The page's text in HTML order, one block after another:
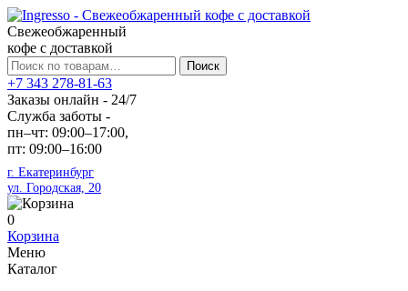
Свежеобжаренный
кофе с доставкой
Искать:
Поиск
+7 343 278-81-63
Заказы онлайн - 24/7
Служба заботы -
пн–чт: 09:00–17:00,
пт: 09:00–16:00
г. Екатеринбург
ул. Городская, 20
0
Корзина
Меню
Каталог